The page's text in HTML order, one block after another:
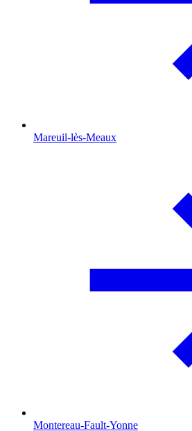
Mareuil-lès-Meaux
Montereau-Fault-Yonne